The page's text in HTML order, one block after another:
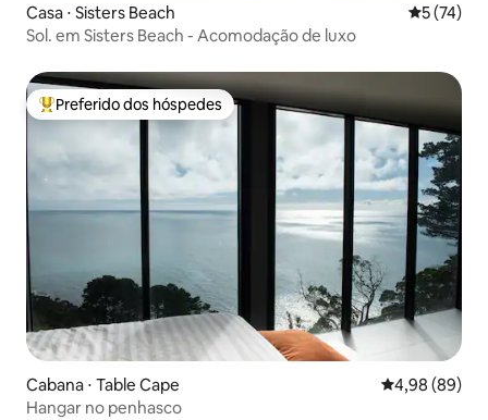
Casa ⋅ Sisters Beach 5 de uma
5 (74)
Sol. em Sisters Beach - Acomodação de luxo
Entre os melhores preferidos dos hóspedes
Preferido dos hóspedes
Cabana ⋅ Table Cape 4,98 de uma
4,98 (89)
Hangar no penhasco